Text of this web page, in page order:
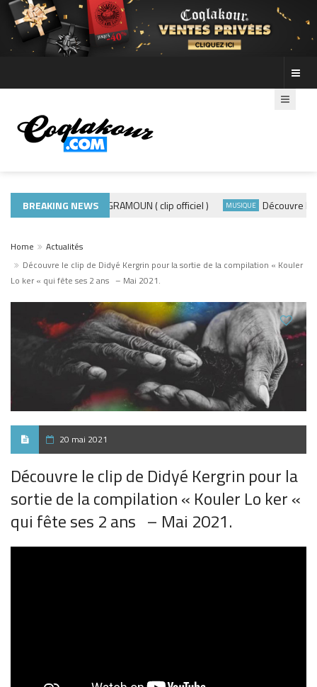
BREAKING NEWS
ACTUALITÉS ADE440 – GRAMOUN ( clip officiel ) MUSIQUE Découvre les
Home
Actualités
Découvre le clip de Didyé Kergrin pour la sortie de la compilation « Kouler
Lo ker « qui fête ses 2 ans – Mai 2021.
20 mai 2021
Découvre le clip de Didyé Kergrin pour la
sortie de la compilation « Kouler Lo ker «
qui fête ses 2 ans – Mai 2021.